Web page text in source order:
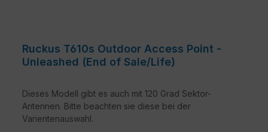
Ruckus T610s Outdoor Access Point -
Unleashed (End of Sale/Life)
Dieses Modell gibt es auch mit 120 Grad Sektor-
Antennen. Bitte beachten sie diese bei der
Varientenauswahl.